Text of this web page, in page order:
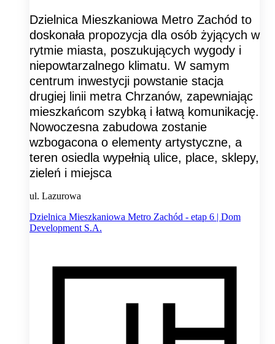
Dzielnica Mieszkaniowa Metro Zachód to
doskonała propozycja dla osób żyjących w
rytmie miasta, poszukujących wygody i
niepowtarzalnego klimatu. W samym
centrum inwestycji powstanie stacja
drugiej linii metra Chrzanów, zapewniając
mieszkańcom szybką i łatwą komunikację.
Nowoczesna zabudowa zostanie
wzbogacona o elementy artystyczne, a
teren osiedla wypełnią ulice, place, sklepy,
zieleń i miejsca
ul. Lazurowa
Dzielnica Mieszkaniowa Metro Zachód - etap 6 | Dom
Development S.A.